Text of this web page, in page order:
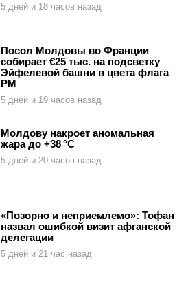
5 дней и 18 часов назад
Посол Молдовы во Франции
собирает €25 тыс. на подсветку
Эйфелевой башни в цвета флага
РМ
5 дней и 19 часов назад
Молдову накроет аномальная
жара до +38 °C
5 дней и 20 часов назад
«Позорно и неприемлемо»: Тофан
назвал ошибкой визит афганской
делегации
5 дней и 21 час назад